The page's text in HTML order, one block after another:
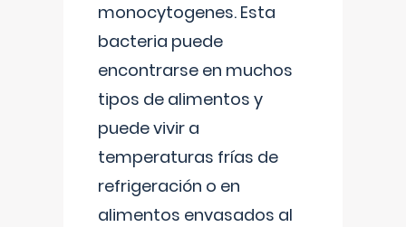
monocytogenes. Esta
bacteria puede
encontrarse en muchos
tipos de alimentos y
puede vivir a
temperaturas frías de
refrigeración o en
alimentos envasados al